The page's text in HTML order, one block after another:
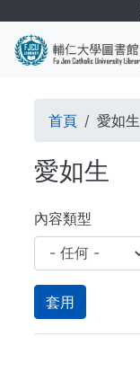
導
航
連
結
首頁 愛如生
愛如生
內容類型